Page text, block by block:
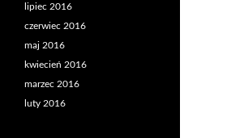
lipiec 2016
czerwiec 2016
maj 2016
kwiecień 2016
marzec 2016
luty 2016